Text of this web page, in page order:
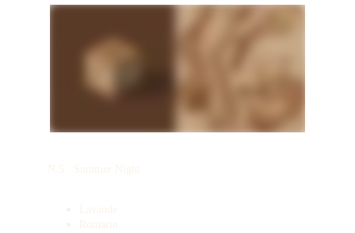
N.5 : Summer Night
Lavande
Romarin